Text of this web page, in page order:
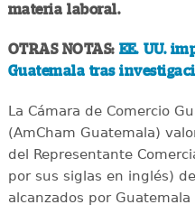
materia laboral.
OTRAS NOTAS:EE. UU.
Guatemala tras
La Cámara de Comercio
(AmCham Guatemala)
del Representante
por sus siglas en inglés)
alcanzados por